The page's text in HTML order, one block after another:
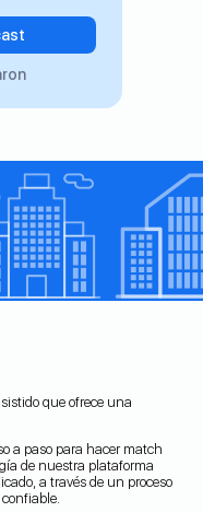
que ofrece una
a paso para hacer match
de nuestra plataforma
a través de un proceso